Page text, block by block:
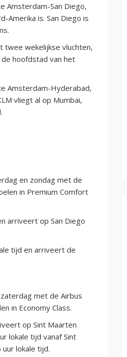
Amsterdam-San Diego,
Amerika is. San Diego is
wekelijkse vluchten,
hoofdstad van het
Amsterdam-Hyderabad,
vliegt al op Mumbai,
en zondag met de
in Premium Comfort
arriveert op San Diego
tijd en arriveert de
met de Airbus
in Economy Class.
op Sint Maarten
lokale tijd vanaf Sint
lokale tijd.